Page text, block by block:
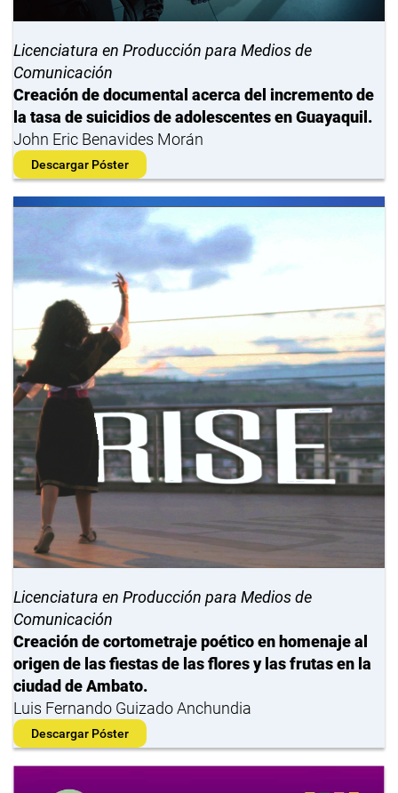
Licenciatura en Producción para Medios de
Comunicación
Creación de documental acerca del incremento de
la tasa de suicidios de adolescentes en Guayaquil.
John Eric Benavides Morán
Descargar Póster
Licenciatura en Producción para Medios de
Comunicación
Creación de cortometraje poético en homenaje al
origen de las fiestas de las flores y las frutas en la
ciudad de Ambato.
Luis Fernando Guizado Anchundia
Descargar Póster